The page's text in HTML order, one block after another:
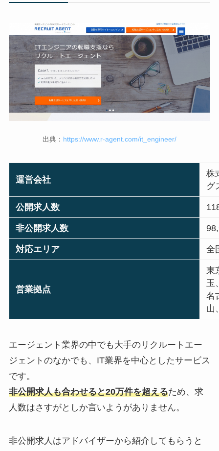
出典： https://www.r-agent.com/it_engineer/
運営会社
株
グ
公開求人数
非公開求人数
対応エリア 全
営業拠点
東
玉
名
山
エージェント業界の中でも大手のリクルートエー
ジェントのなかでも、IT業界を中心としたサービス
です。
非公開求人も合わせると20万件を超えるため、求
人数はさすがとしか言いようがありません。
非公開求人はアドバイザーから紹介してもらうと